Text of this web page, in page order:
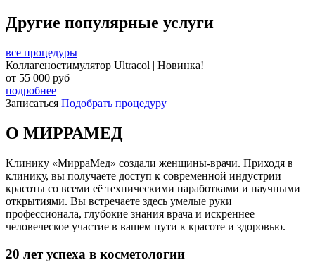
Другие популярные услуги
все процедуры
Коллагеностимулятор Ultracol | Новинка!
от 55 000 руб
подробнее
Записаться Подобрать процедуру
О МИРРАМЕД
Клинику «МирраМед» создали женщины-врачи. Приходя в
клинику, вы получаете доступ к современной индустрии
красоты со всеми её техническими наработками и научными
открытиями. Вы встречаете здесь умелые руки
профессионала, глубокие знания врача и искреннее
человеческое участие в вашем пути к красоте и здоровью.
20 лет успеха в косметологии